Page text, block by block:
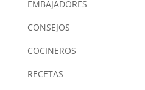
EMBAJADORES
CONSEJOS
COCINEROS
RECETAS